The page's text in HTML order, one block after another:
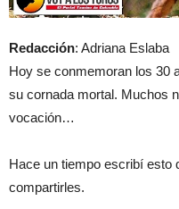
Redacción: Adriana Eslaba
Hoy se conmemoran los 30
su cornada mortal. Muchos
vocación…
Hace un tiempo escribí esto
compartirles.